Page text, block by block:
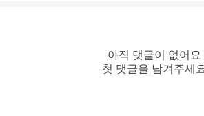
아직 댓글이 없어요
첫 댓글을 남겨주세